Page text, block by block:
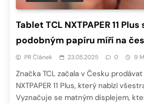
Tablet TCL NXTPAPER 11
podobným papíru míří na
PR Článek 23.05.2025 0 9
Značka TCL začala v Česku
NXTPAPER 11 Plus, který nabízí
Vyznačuje se matným displejem,